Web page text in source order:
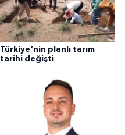
Türkiye'nin planlı tarım
tarihi değişti